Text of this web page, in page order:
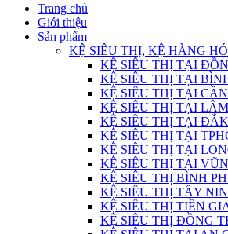
Trang chủ
Giới thiệu
Sản phẩm
KỆ SIÊU THỊ, KỆ HÀNG
KỆ SIÊU THỊ TẠI
KỆ SIÊU THỊ TẠI
KỆ SIÊU THỊ TẠI
KỆ SIÊU THỊ TẠI
KỆ SIÊU THỊ TẠI
KỆ SIÊU THỊ TẠI
KỆ SIÊU THỊ TẠI
KỆ SIÊU THỊ TẠI
KỆ SIÊU THỊ BÌNH
KỆ SIÊU THỊ TÂY
KỆ SIÊU THỊ TIỀN
KỆ SIÊU THỊ ĐỒNG